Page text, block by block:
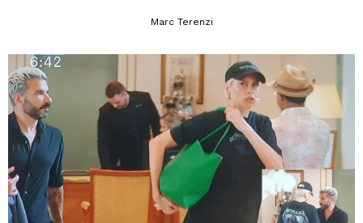
Marc Terenzi